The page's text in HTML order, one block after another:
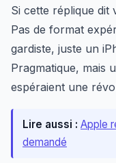
Si cette réplique dit
Pas de format
gardiste, juste un
Pragmatique, mais
espéraient une
Lire aussi : Apple
demandé